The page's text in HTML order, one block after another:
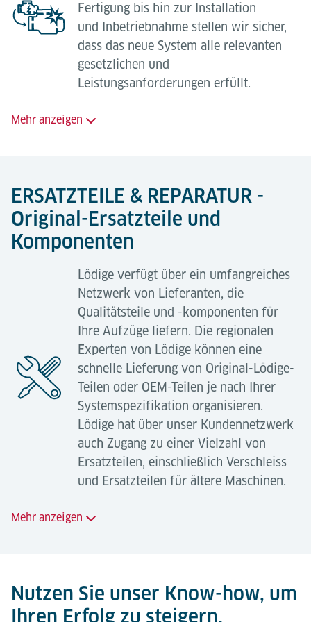
Vorbeugende Wartung;
Störungs- und Reparaturauskunft;
Vorausschauende Wartung;
Programmierbare Geräteunterstützung;
Einhaltung der Sicherheitsanforderungen;
Professionelle Ingenieurdienstleistungen;
Ad-hoc-Support für Ihr bestehendes
Wartungsteam.
Residential Service
Unser Team vor Ort bietet einen umfassenden
Wartungsservice, der darauf ausgelegt ist, die
Systemverfügbarkeit zu maximieren und Kosten zu
senken, bereitgestellt von einem Team erfahrener
und hochqualifizierter Wartungstechniker vor Ort.
Die im Rahmen dieses Produkts angebotenen
Dienstleistungen sind maßgeschneidert, können aber
in der Regel Folgendes umfassen:
Vorausschauende Wartung;
Behebung von Betriebsstörungen und
Fertigung bis hin zur Installation
und Inbetriebnahme stellen wir sicher,
dass das neue System alle relevanten
gesetzlichen und
Leistungsanforderungen erfüllt.
Mehr anzeigen
Anlagenmodernisierungen
durchführen:
Mitsubishi, Omron, etc.);
Mobile Geräte (Hebezeuge, Transferfahrzeuge,
SRM) überholen oder ersetzen;
Umwandlung von DC- in AC-Antrieben;
Upgrades des Sicherheitssystems;
Aufrüstung des horizontalen und vertikalen
Geschwindigkeits-/Positionierungssystems;
Upgrades des SCADA-Systems;
Sensor-Upgrades.
Zusätzliche Lager-, Förder- oder
ERSATZTEILE & REPARATUR -
Original-Ersatzteile und
Komponenten
Lödige verfügt über ein umfangreiches
Netzwerk von Lieferanten, die
Qualitätsteile und -komponenten für
Ihre Aufzüge liefern. Die regionalen
Experten von Lödige können eine
schnelle Lieferung von Original-Lödige-
Teilen oder OEM-Teilen je nach Ihrer
Systemspezifikation organisieren.
Lödige hat über unser Kundennetzwerk
auch Zugang zu einer Vielzahl von
Ersatzteilen, einschließlich Verschleiss
und Ersatzteilen für ältere Maschinen.
Mehr anzeigen
Lieferung von Lödige-Originalteilen;
Lieferung von Original-OEM-Teilen;
Nutzen Sie unser Know-how, um
Ihren Erfolg zu steigern.